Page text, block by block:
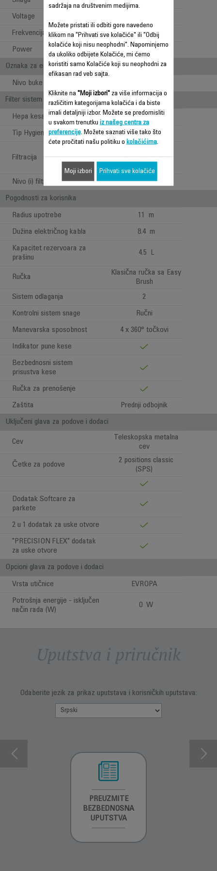
Voltage
Frekvencija 50-60 Hz
Power 450 W
Oznaka za energiju
Nivo buke
Filter sistem
Hepa kesa 1
Tip Hygiene+ kese Optimal
Filtracija
Kesa + Visoko
efikasan filter
Nivo (i) filtracije
3
Pogodnosti za korisnika
Radius upotrebe 11 m
Dužina električnog kabla 8.4 m
Kapacitet rezervoara za
prašinu
4.5 L
Ručka
Klasična ručka sa Easy
Brush
Sistem odlaganja
2
Kontrolni sistem snage Ručni
Manevarska sposobnost 4 x 360° točkovi
Indikator pune kese
Bezbednosni sistem
prisustva kese
Ručka za prenošenje
Zaštita Prednji odbojnik
Uključeni glava za podove i dodaci
Cev
Teleskopska metalna
cev
Četke za podove
2 positions classic
(SPS)
Dodatak Softcare za
parkete
2 u 1 dodatak za uske otvore
"PRECISION FLEX" dodatak
za uske otvore
Opcioni glava za podove i dodaci
Vrsta utičnice EVROPA
Potrošnja energije - isključen
način rada (W)
0 W
Uputstva i priručnik
Odaberite jezik za prikaz uputstava i korisničkih uputstava:
PREUZMITE
BEZBEDNOSNA
UPUTSTVA
sadržaja na društvenim medijima.
Možete pristati ili odbiti gore navedeno
klikom na "Prihvati sve kolačiće" ili "Odbij
kolačiće koji nisu neophodni". Napominjemo
da ukoliko odbijete Kolačiće, mi ćemo
koristiti samo Kolačiće koji su neophodni za
efikasan rad veb sajta.
Kliknite na "Moji izbori"za više informacija o
različitim kategorijama kolačića i da biste
imali detaljniji izbor. Možete se predomisliti
u svakom trenutku iz našeg centra za
preferencije. Možete saznati više tako što
ćete pročitati našu politiku o kolačićima.
Moji izbori Prihvati sve kolačiće